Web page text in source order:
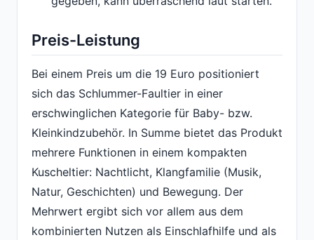
Preis-Leistung
Bei einem Preis um die 19 Euro positioniert
sich das Schlummer-Faultier in einer
erschwinglichen Kategorie für Baby- bzw.
Kleinkindzubehör. In Summe bietet das Produkt
mehrere Funktionen in einem kompakten
Kuscheltier: Nachtlicht, Klangfamilie (Musik,
Natur, Geschichten) und Bewegung. Der
Mehrwert ergibt sich vor allem aus dem
kombinierten Nutzen als Einschlafhilfe und als